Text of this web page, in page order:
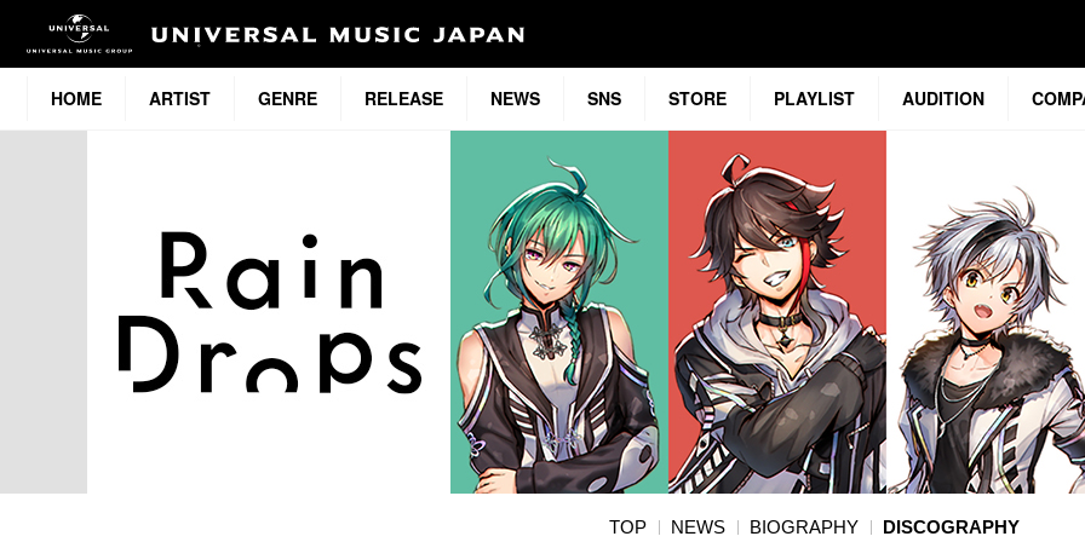
HOME ARTIST GENRE RELEASE NEWS SNS STORE PLAYLIST AUDITION
TOP NEWS BIOGRAPHY DISCOGRAPHY